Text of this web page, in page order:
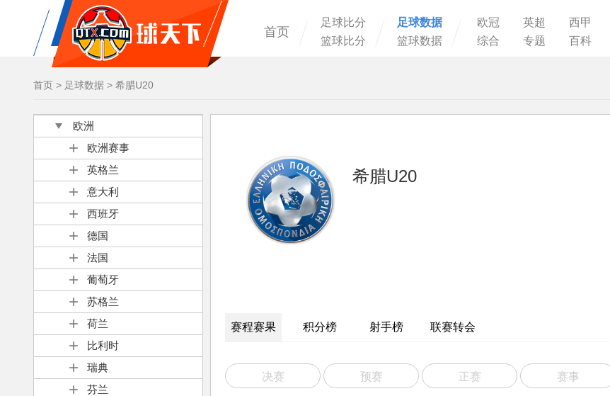
首页
足球比分
篮球比分
足球数据
篮球数据
欧冠 英超 西甲
综合
专题 百科
首页 > 足球数据 > 希腊U20
欧洲
欧洲赛事
英格兰
意大利
西班牙
德国
法国
葡萄牙
苏格兰
荷兰
比利时
瑞典
芬兰
希腊U20
赛程赛果 积分榜 射手榜 联赛转会
决赛 预赛 正赛 赛事